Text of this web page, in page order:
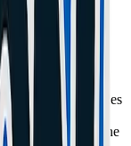
de Cannes et du
les écrans
noires, lignes) et les
des écrans de
vives et une